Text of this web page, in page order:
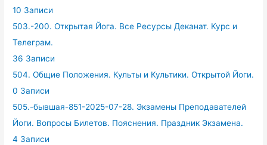
10 Записи
503.-200. Открытая Йога. Все Ресурсы Деканат. Курс и
Телеграм.
36 Записи
504. Общие Положения. Культы и Культики. Открытой Йоги.
0 Записи
505.-бывшая-851-2025-07-28. Экзамены Преподавателей
Йоги. Вопросы Билетов. Пояснения. Праздник Экзамена.
4 Записи